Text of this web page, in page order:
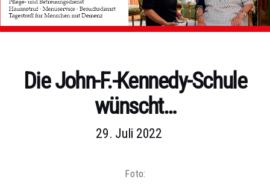
Kategorien
Die John-F.-Kennedy-Schule
wünscht…
29. Juli 2022
Foto: